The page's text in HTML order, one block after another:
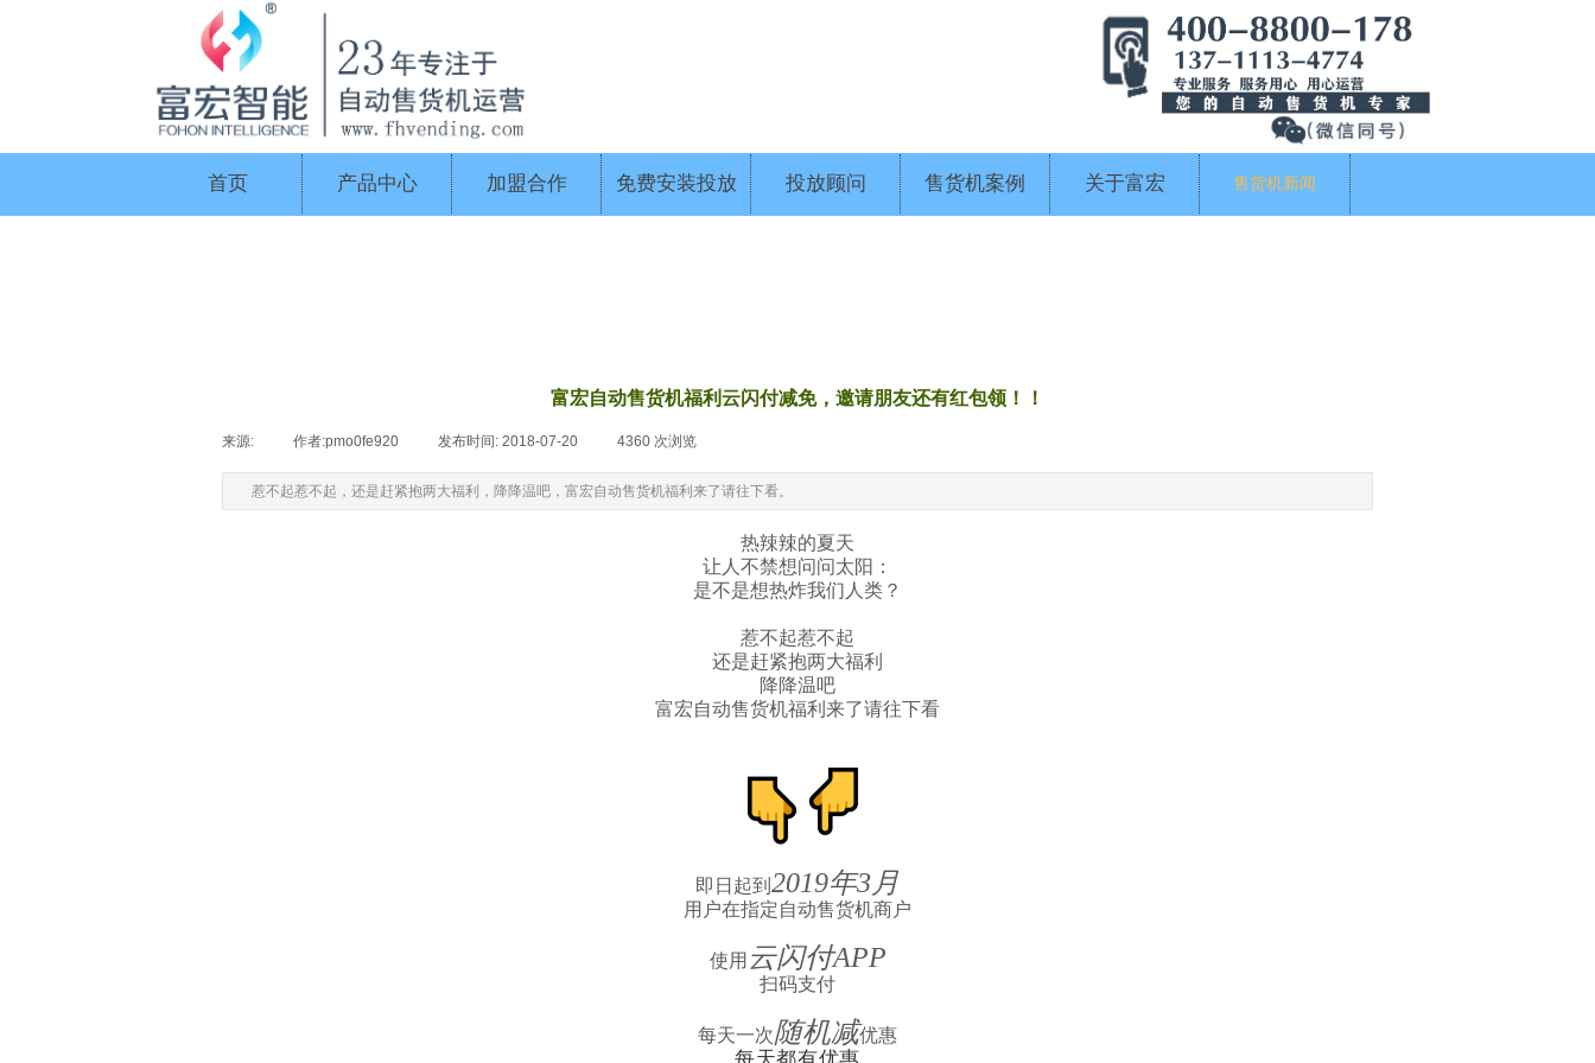
首页 产品中心 加盟合作 免费安装投放 投放顾问 售货机案例 关于富宏 售货机新闻
富宏自动售货机福利云闪付减免，邀请朋友还有红包领！！
来源: 作者:pmo0fe920 发布时间: 2018-07-20 4360 次浏览
惹不起惹不起，还是赶紧抱两大福利，降降温吧，富宏自动售货机福利来了请往下看。
热辣辣的夏天
让人不禁想问问太阳：
是不是想热炸我们人类？
惹不起惹不起
还是赶紧抱两大福利
降降温吧
富宏自动售货机福利来了请往下看
即日起到 2019年3月
用户在指定自动售货机商户
使用 云闪付APP
扫码支付
每天一次随机减优惠